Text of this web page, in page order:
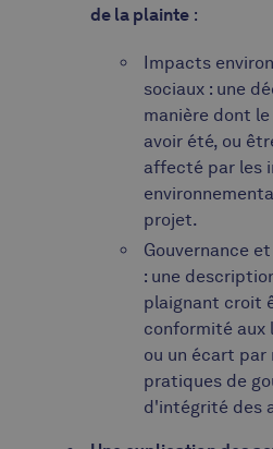
de la plainte :
Impacts
sociaux : une
manière dont
avoir été, ou
affecté par les
projet.
Gouvernance
: une
plaignant croit
conformité aux
ou un écart par
pratiques de
d'intégrité des